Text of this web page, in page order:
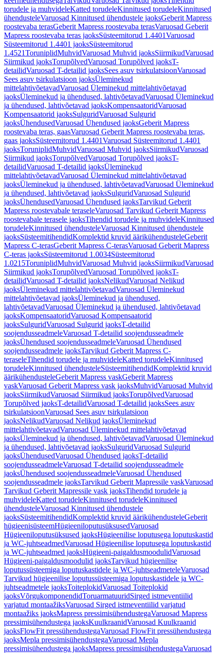
torudele ja muhvideleKatted torudeleKinnitused torudeleKinnitused
ühendusteleVaruosad Kinnitused ühendustele jaoksGeberit Mapress
roostevaba terasGeberit Mapress roostevaba terasVaruosad Geberit
Mapress roostevaba teras jaoksSüsteemitorud 1.4401Varuosad
Süsteemitorud 1.4401 jaoksSüsteemitorud
1.4521ToruniplidMuhvidVaruosad Muhvid jaoksSiirmikudVaruosad
Siirmikud jaoksTorupõlvedVaruosad Torupõlved jaoksT-
detailidVaruosad T-detailid jaoksSees asuv tsirkulatsioonVaruosad
Sees asuv tsirkulatsioon jaoksÜleminekud
mittelahtivõetavadVaruosad Üleminekud mittelahtivõetavad
jaoksÜleminekud ja ühendused, lahtivõetavadVaruosad Üleminekud
ja ühendused, lahtivõetavad jaoksKompensaatoridVaruosad
Kompensaatorid jaoksSulguridVaruosad Sulgurid
jaoksÜhendusedVaruosad Ühendused jaoksGeberit Mapress
roostevaba teras, gaasVaruosad Geberit Mapress roostevaba teras,
gaas jaoksSüsteemitorud 1.4401Varuosad Süsteemitorud 1.4401
jaoksToruniplidMuhvidVaruosad Muhvid jaoksSiirmikudVaruosad
Siirmikud jaoksTorupõlvedVaruosad Torupõlved jaoksT-
detailidVaruosad T-detailid jaoksÜleminekud
mittelahtivõetavadVaruosad Üleminekud mittelahtivõetavad
jaoksÜleminekud ja ühendused, lahtivõetavadVaruosad Üleminekud
ja ühendused, lahtivõetavad jaoksSulguridVaruosad Sulgurid
jaoksÜhendusedVaruosad Ühendused jaoksTarvikud Geberit
Mapress roostevabale teraseleVaruosad Tarvikud Geberit Mapress
roostevabale terasele jaoksTihendid torudele ja muhvideleKinnitused
torudeleKinnitused ühendusteleVaruosad Kinnitused ühendustele
jaoksSüsteemitihendidKomplektid kruvid äärikühendusteleGeberit
Mapress C-terasGeberit Mapress C-terasVaruosad Geberit Mapress
C-teras jaoksSüsteemitorud 1.0034Süsteemitorud
1.0215ToruniplidMuhvidVaruosad Muhvid jaoksSiirmikudVaruosad
Siirmikud jaoksTorupõlvedVaruosad Torupõlved jaoksT-
detailidVaruosad T-detailid jaoksNelikudVaruosad Nelikud
jaoksÜleminekud mittelahtivõetavadVaruosad Üleminekud
mittelahtivõetavad jaoksÜleminekud ja ühendused,
lahtivõetavadVaruosad Üleminekud ja ühendused, lahtivõetavad
jaoksKompensaatoridVaruosad Kompensaatorid
jaoksSulguridVaruosad Sulgurid jaoksT-detailid
soojendusseadmeleVaruosad T-detailid soojendusseadmele
jaoksÜhendused soojendusseadmeleVaruosad Ühendused
soojendusseadmele jaoksTarvikud Geberit Mapress C-
teraseleTihendid torudele ja muhvideleKatted torudeleKinnitused
torudeleKinnitused ühendusteleSüsteemitihendidKomplektid kruvid
äärikühendusteleGeberit Mapress vaskGeberit Mapress
vaskVaruosad Geberit Mapress vask jaoksMuhvidVaruosad Muhvid
jaoksSiirmikudVaruosad Siirmikud jaoksTorupõlvedVaruosad
Torupõlved jaoksT-detailidVaruosad T-detailid jaoksSees asuv
tsirkulatsioonVaruosad Sees asuv tsirkulatsioon
jaoksNelikudVaruosad Nelikud jaoksÜleminekud
mittelahtivõetavadVaruosad Üleminekud mittelahtivõetavad
jaoksÜleminekud ja ühendused, lahtivõetavadVaruosad Üleminekud
ja ühendused, lahtivõetavad jaoksSulguridVaruosad Sulgurid
jaoksÜhendusedVaruosad Ühendused jaoksT-detailid
soojendusseadmeleVaruosad T-detailid soojendusseadmele
jaoksÜhendused soojendusseadmeleVaruosad Ühendused
soojendusseadmele jaoksTarvikud Geberit Mapressile vaskVaruosad
Tarvikud Geberit Mapressile vask jaoksTihendid torudele ja
muhvideleKatted torudeleKinnitused torudeleKinnitused
ühendusteleVaruosad Kinnitused ühendustele
jaoksSüsteemitihendidKomplektid kruvid äärikühendusteleGeberit
hügieenisüsteemHügieeniloputusüksusedVaruosad
Hügieeniloputusüksused jaoksHügieenilise loputusega loputuskastid
ja WC-juhtseadmedVaruosad Hügieenilise loputusega loputuskastid
ja WC-juhtseadmed jaoksHügieeni-paigaldusmoodulidVaruosad
Hügieeni-paigaldusmoodulid jaoksTarvikud hügieenilise
loputussüsteemiga loputuskastidele ja WC-juhtseadmeteleVaruosad
Tarvikud hügieenilise loputussüsteemiga loputuskastidele ja WC-
juhtseadmetele jaoksToiteplokidVaruosad Toiteplokid
jaoksVõrgukomponendidToruarmatuuridSirged istmeventiilid
varjatud montaažiksVaruosad Sirged istmeventiilid varjatud
montaažiks jaoksMapress pressimisühendustegaVaruosad Mapress
pressimisühendustega jaoksKuulkraanidVaruosad Kuulkraanid
jaoksFlowFit pressühendustegaVaruosad FlowFit pressühendustega
jaoksMepla pressimisühendustegaVaruosad Mepla
pressimisühendustega jaoksMapress pressimisühendustegaVaruosad